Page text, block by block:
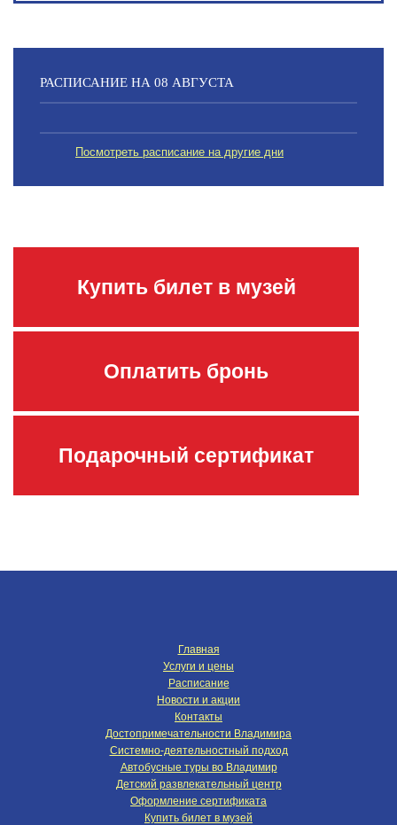
РАСПИСАНИЕ НА 08 АВГУСТА
Посмотреть расписание на другие дни
Купить билет в музей
Оплатить бронь
Подарочный сертификат
Главная
Услуги и цены
Расписание
Новости и акции
Контакты
Достопримечательности Владимира
Системно-деятельностный подход
Автобусные туры во Владимир
Детский развлекательный центр
Оформление сертификата
Купить билет в музей